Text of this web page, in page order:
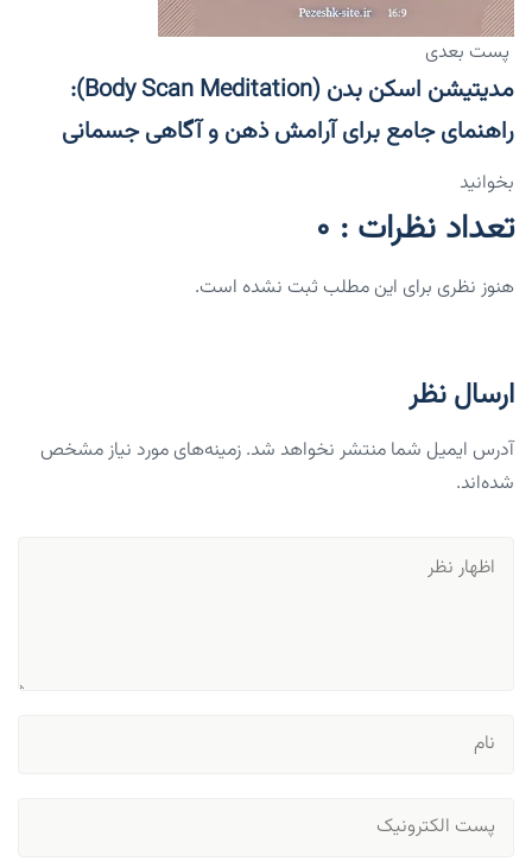
پست بعدی
مدیتیشن اسکن بدن (Body Scan Meditation):
راهنمای جامع برای آرامش ذهن و آگاهی جسمانی
بخوانید
تعداد نظرات : 0
هنوز نظری برای این مطلب ثبت نشده است.
ارسال نظر
آدرس ایمیل شما منتشر نخواهد شد. زمینه‌های مورد نیاز مشخص
شده‌اند.